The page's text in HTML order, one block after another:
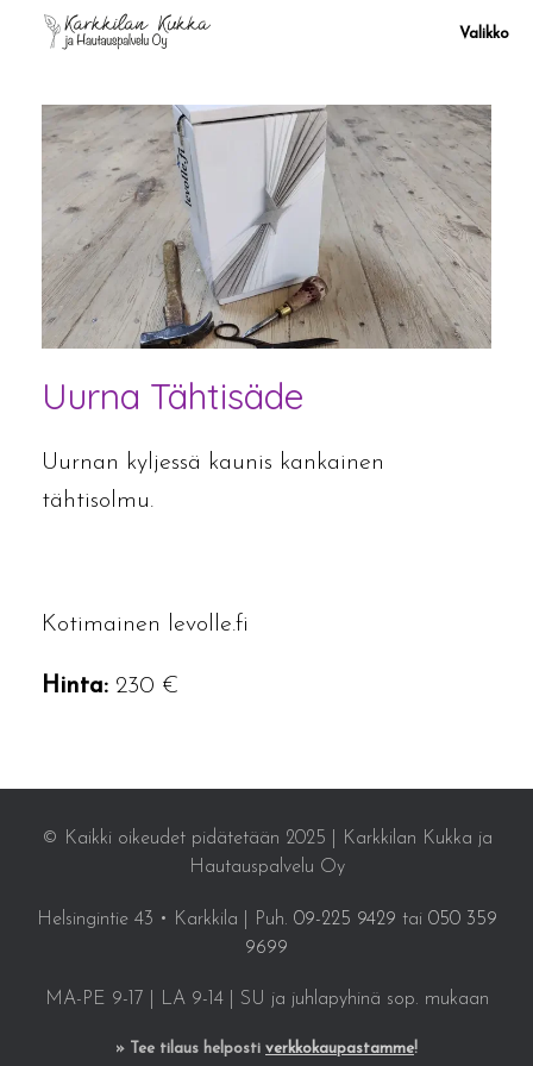
Valikko
Uurna Tähtisäde
Uurnan kyljessä kaunis kankainen
tähtisolmu.
Kotimainen levolle.fi
Hinta: 230 €
© Kaikki oikeudet pidätetään 2025 | Karkkilan Kukka ja
Hautauspalvelu Oy
Helsingintie 43 • Karkkila | Puh. 09-225 9429 tai 050 359
9699
MA-PE 9-17 | LA 9-14 | SU ja juhlapyhinä sop. mukaan
» Tee tilaus helposti verkkokaupastamme!